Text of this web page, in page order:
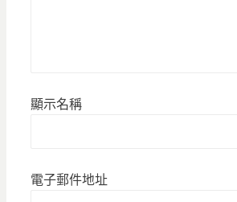
顯示名稱
電子郵件地址